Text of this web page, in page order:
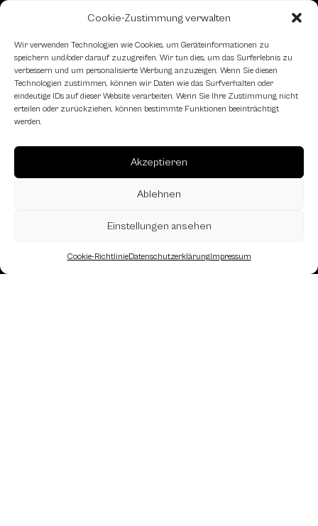
Cookie-Zustimmung verwalten
Wir verwenden Technologien wie Cookies, um Geräteinformationen zu
speichern und/oder darauf zuzugreifen. Wir tun dies, um das Surferlebnis zu
verbessern und um personalisierte Werbung anzuzeigen. Wenn Sie diesen
Technologien zustimmen, können wir Daten wie das Surfverhalten oder
eindeutige IDs auf dieser Website verarbeiten. Wenn Sie Ihre Zustimmung nicht
erteilen oder zurückziehen, können bestimmte Funktionen beeinträchtigt
werden.
Akzeptieren
Ablehnen
Einstellungen ansehen
Cookie-RichtlinieDatenschutzerklärungImpressum
Schachfreundliche Lokale